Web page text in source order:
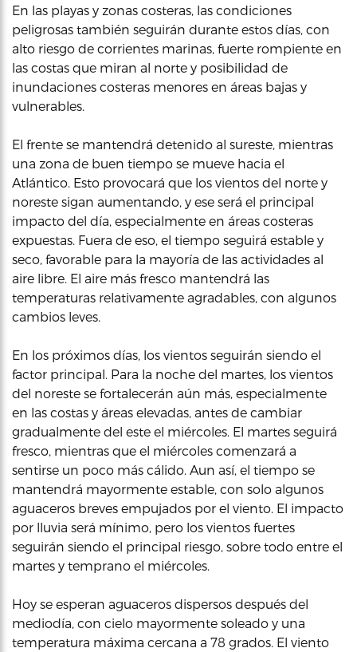
En las playas y zonas costeras, las condiciones
peligrosas también seguirán durante estos días, con
alto riesgo de corrientes marinas, fuerte rompiente en
las costas que miran al norte y posibilidad de
inundaciones costeras menores en áreas bajas y
vulnerables.
El frente se mantendrá detenido al sureste, mientras
una zona de buen tiempo se mueve hacia el
Atlántico. Esto provocará que los vientos del norte y
noreste sigan aumentando, y ese será el principal
impacto del día, especialmente en áreas costeras
expuestas. Fuera de eso, el tiempo seguirá estable y
seco, favorable para la mayoría de las actividades al
aire libre. El aire más fresco mantendrá las
temperaturas relativamente agradables, con algunos
cambios leves.
En los próximos días, los vientos seguirán siendo el
factor principal. Para la noche del martes, los vientos
del noreste se fortalecerán aún más, especialmente
en las costas y áreas elevadas, antes de cambiar
gradualmente del este el miércoles. El martes seguirá
fresco, mientras que el miércoles comenzará a
sentirse un poco más cálido. Aun así, el tiempo se
mantendrá mayormente estable, con solo algunos
aguaceros breves empujados por el viento. El impacto
por lluvia será mínimo, pero los vientos fuertes
seguirán siendo el principal riesgo, sobre todo entre el
martes y temprano el miércoles.
Hoy se esperan aguaceros dispersos después del
mediodía, con cielo mayormente soleado y una
temperatura máxima cercana a 78 grados. El viento